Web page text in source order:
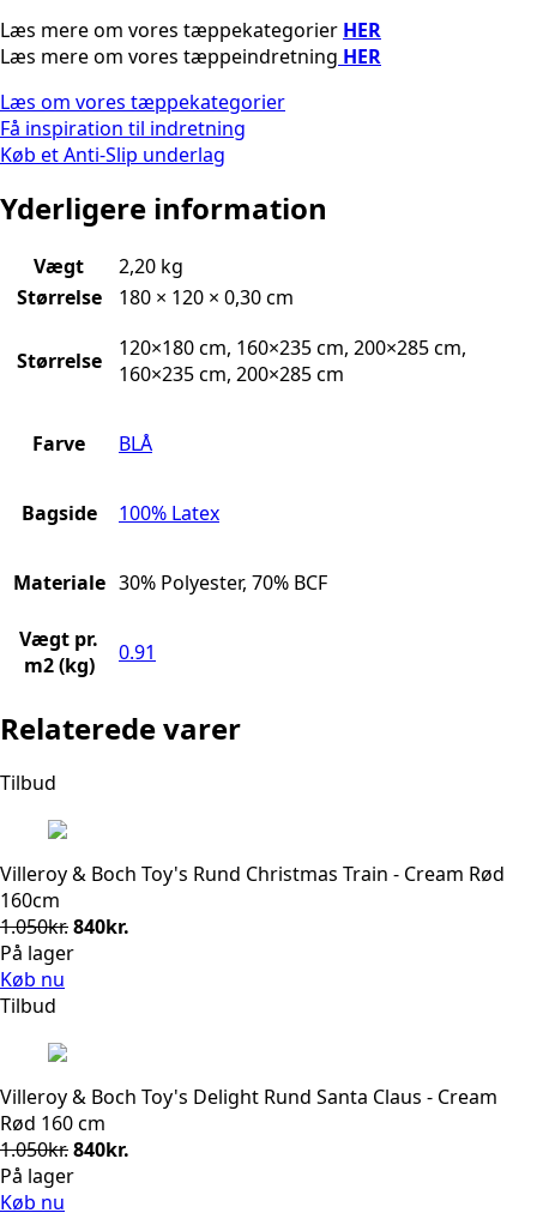
Læs mere om vores tæppekategorier HER
Læs mere om vores tæppeindretning HER
Læs om vores tæppekategorier
Få inspiration til indretning
Køb et Anti-Slip underlag
Yderligere information
Vægt
2,20 kg
Størrelse
180 × 120 × 0,30 cm
Størrelse
120×180 cm, 160×235 cm, 200×285 cm,
160×235 cm, 200×285 cm
Farve BLÅ
Bagside 100% Latex
Materiale 30% Polyester, 70% BCF
Vægt pr.
m2 (kg)
0.91
Relaterede varer
Tilbud
Villeroy & Boch Toy's Rund Christmas Train - Cream Rød
160cm
1.050kr.Den
oprindelige
840kr.
På lager
Køb nu
Tilbud
Villeroy & Boch Toy's Delight Rund Santa Claus - Cream
Rød 160 cm
1.050kr.Den
oprindelige
840kr.
På lager
Køb nu